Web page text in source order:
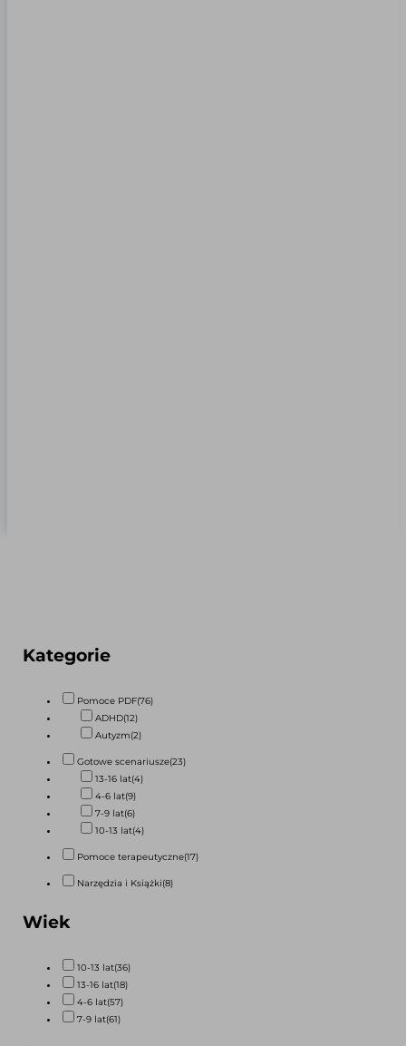
Kategorie
Pomoce PDF(76)
ADHD(12)
Autyzm(2)
Gotowe scenariusze(23)
13-16 lat(4)
4-6 lat(9)
7-9 lat(6)
10-13 lat(4)
Pomoce terapeutyczne(17)
Narzędzia i Książki(8)
Wiek
10-13 lat(36)
13-16 lat(18)
4-6 lat(57)
7-9 lat(61)